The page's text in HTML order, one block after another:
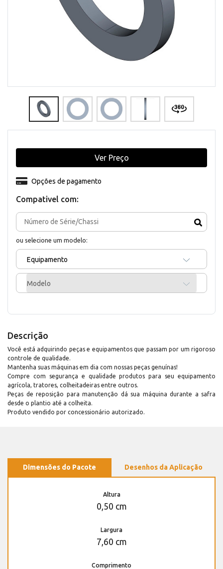
Compativel com:
ou selecione um modelo:
Equipamento
Modelo
Opções de pagamento
Ver Preço
Descrição
Você está adquirindo peças e equipamentos que passam por um rigoroso
controle de qualidade.
Mantenha suas máquinas em dia com nossas peças genuínas!
Compre com segurança e qualidade produtos para seu equipamento
agrícola, tratores, colheitadeiras entre outros.
Peças de reposição para manutenção dá sua máquina durante a safra
desde o plantio até a colheita.
Produto vendido por concessionário autorizado.
Dimensões do Pacote Desenhos da Aplicação
Altura
0,50 cm
Largura
7,60 cm
Comprimento